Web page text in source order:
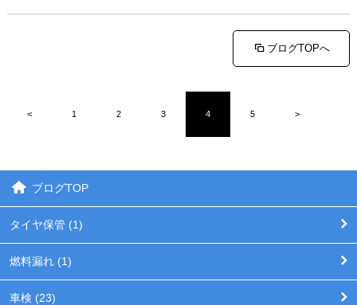
ブログTOPへ
< 1 2 3 4 5 >
ブログTOP
タイヤ保管 (1)
燃料漏れ (1)
車検 (23)